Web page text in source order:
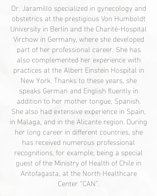
Dr. Jaramillo specialized in gynecology and
obstetrics at the prestigious Von Humboldt
University in Berlin and the Charité-Hospital
Virchow in Germany, where she developed
part of her professional career. She has
also complemented her experience with
practices at the Albert Einstein Hospital in
New York. Thanks to these years, she
speaks German and English fluently in
addition to her mother tongue, Spanish.
She also had extensive experience in Spain,
in Malaga, and in the Alicante region. During
her long career in different countries, she
has received numerous professional
recognitions, for example, being a special
guest of the Ministry of Health of Chile in
Antofagasta, at the North Healthcare
Center “CAN”.